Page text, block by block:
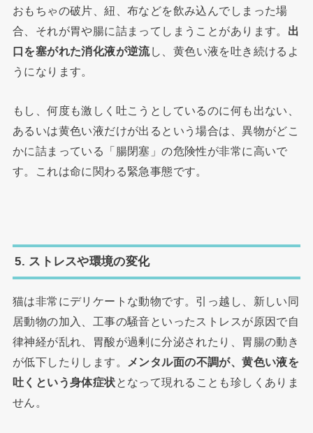
おもちゃの破片、紐、布などを飲み込んでしまった場
合、それが胃や腸に詰まってしまうことがあります。 出
口を塞がれた消化液が逆流し、黄色い液を吐き続けるよ
うになります。
もし、何度も激しく吐こうとしているのに何も出ない、
あるいは黄色い液だけが出るという場合は、異物がどこ
かに詰まっている「腸閉塞」の危険性が非常に高いで
す。これは命に関わる緊急事態です。
5. ストレスや環境の変化
猫は非常にデリケートな動物です。引っ越し、新しい同
居動物の加入、工事の騒音といったストレスが原因で自
律神経が乱れ、胃酸が過剰に分泌されたり、胃腸の動き
が低下したりします。
メンタル面の不調が、黄色い液を
吐くという身体症状となって現れることも珍しくありま
せん。